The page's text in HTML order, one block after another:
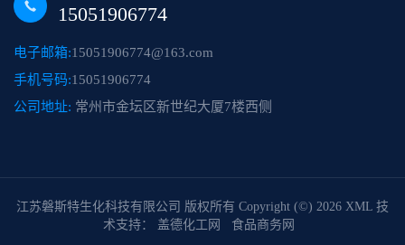
15051906774
电子邮箱:15051906774@163.com
手机号码:15051906774
公司地址: 常州市金坛区新世纪大厦7楼西侧
江苏磐斯特生化科技有限公司 版权所有 Copyright (©) 2026 XML 技
术支持： 盖德化工网 食品商务网